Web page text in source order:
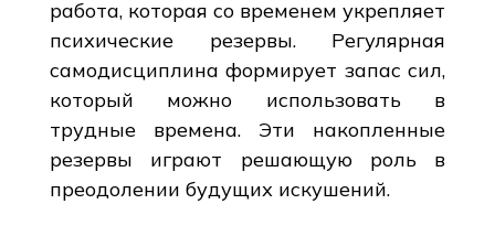
работа, которая со временем укрепляет
психические резервы. Регулярная
самодисциплина формирует запас сил,
который можно использовать в
трудные времена. Эти накопленные
резервы играют решающую роль в
преодолении будущих искушений.